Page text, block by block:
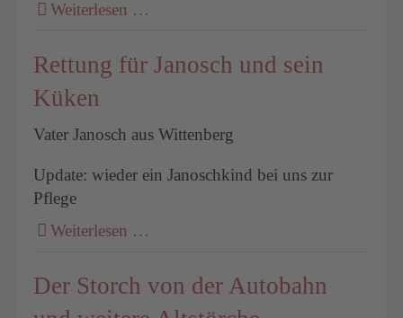
Weiterlesen …
Rettung für Janosch und sein
Küken
Vater Janosch aus Wittenberg
Update: wieder ein Janoschkind bei uns zur
Pflege
Weiterlesen …
Der Storch von der Autobahn